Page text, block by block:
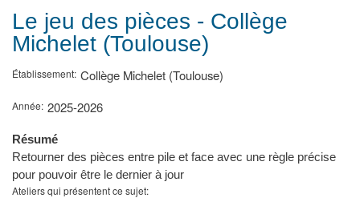
d'Ariane
Le jeu des pièces - Collège
Michelet (Toulouse)
Établissement Collège Michelet (Toulouse)
Année 2025-2026
Résumé
Retourner des pièces entre pile et face avec une règle précise
pour pouvoir être le dernier à jour
Ateliers qui présentent ce sujet